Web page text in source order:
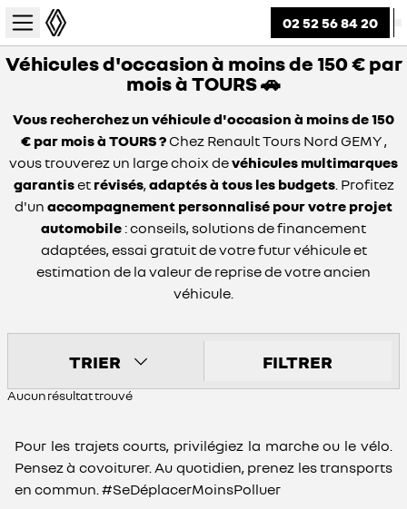
02 52 56 84 20
Véhicules d'occasion à moins de 150 € par
mois à TOURS 🚗
Vous recherchez un véhicule d'occasion à moins de 150
€ par mois à TOURS ?Chez Renault Tours Nord GEMY ,
vous trouverez un large choix devéhicules multimarques
garantiset révisés,adaptés à tous les budgets. Profitez
d'un accompagnement personnalisé pour votre projet
automobile : conseils, solutions de financement
adaptées, essai gratuit de votre futur véhicule et
estimation de la valeur de reprise de votre ancien
véhicule.
TRIER FILTRER
Aucun résultat trouvé
Pour les trajets courts, privilégiez la marche ou le vélo.
Pensez à covoiturer. Au quotidien, prenez les transports
en commun. #SeDéplacerMoinsPolluer